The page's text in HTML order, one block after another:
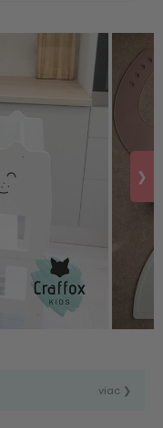
❯
viac ❯